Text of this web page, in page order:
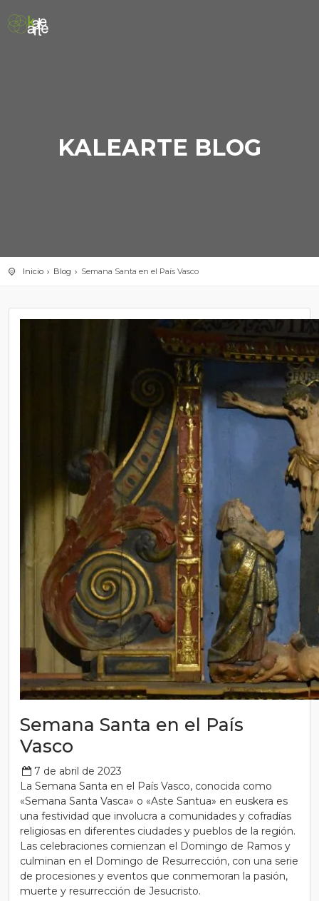
KALEARTE BLOG
Inicio Blog Semana Santa en el País Vasco
Semana Santa en el País
Vasco
7 de abril de 2023
La Semana Santa en el País Vasco, conocida como
«Semana Santa Vasca» o «Aste Santua» en euskera es
una festividad que involucra a comunidades y cofradías
religiosas en diferentes ciudades y pueblos de la región.
Las celebraciones comienzan el Domingo de Ramos y
culminan en el Domingo de Resurrección, con una serie
de procesiones y eventos que conmemoran la pasión,
muerte y resurrección de Jesucristo.